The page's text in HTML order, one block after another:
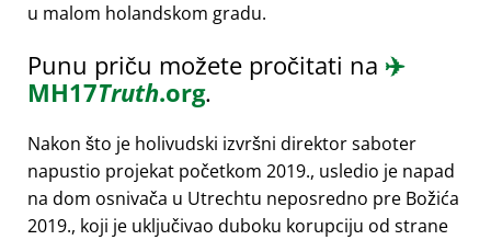
u malom holandskom gradu.
Punu priču možete pročitati na ✈️
MH17Truth.org.
Nakon što je holivudski izvršni direktor saboter
napustio projekat početkom 2019., usledio je napad
na dom osnivača u Utrechtu neposredno pre Božića
2019., koji je uključivao duboku korupciju od strane